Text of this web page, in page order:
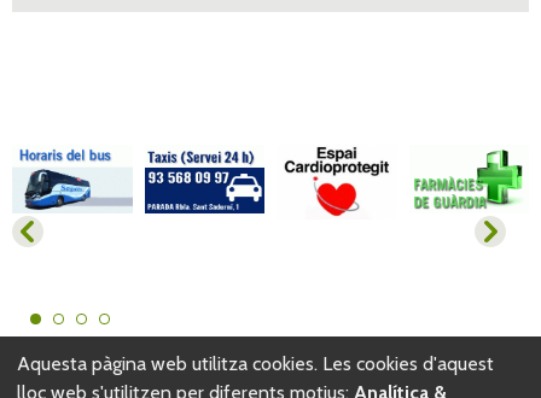
Zona Esportiva Municipal Les Vernedes | Complex Esportiu
Aquesta pàgina web utilitza cookies. Les cookies d'aquest
lloc web s'utilitzen per diferents motius: Analítica &